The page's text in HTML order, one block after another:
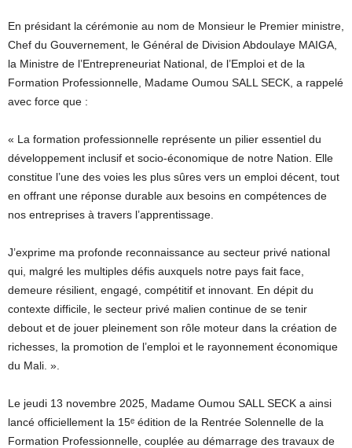
En présidant la cérémonie au nom de Monsieur le Premier ministre,
Chef du Gouvernement, le Général de Division Abdoulaye MAIGA,
la Ministre de l’Entrepreneuriat National, de l’Emploi et de la
Formation Professionnelle, Madame Oumou SALL SECK, a rappelé
avec force que :
« La formation professionnelle représente un pilier essentiel du
développement inclusif et socio-économique de notre Nation. Elle
constitue l’une des voies les plus sûres vers un emploi décent, tout
en offrant une réponse durable aux besoins en compétences de
nos entreprises à travers l’apprentissage.
J’exprime ma profonde reconnaissance au secteur privé national
qui, malgré les multiples défis auxquels notre pays fait face,
demeure résilient, engagé, compétitif et innovant. En dépit du
contexte difficile, le secteur privé malien continue de se tenir
debout et de jouer pleinement son rôle moteur dans la création de
richesses, la promotion de l’emploi et le rayonnement économique
du Mali. ».
Le jeudi 13 novembre 2025, Madame Oumou SALL SECK a ainsi
lancé officiellement la 15ᵉ édition de la Rentrée Solennelle de la
Formation Professionnelle, couplée au démarrage des travaux de